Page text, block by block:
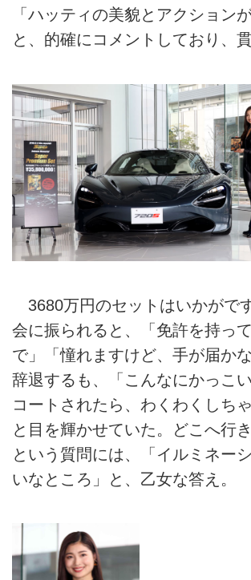
「ハッティの美貌とアクショ
と、的確にコメントしており、
3680万円のセットはいかがで
会に振られると、「免許を持っ
で」「憧れますけど、手が届か
辞退するも、「こんなにかっこ
コートされたら、わくわくしち
と目を輝かせていた。どこへ行
という質問には、「イルミネー
いなところ」と、乙女な答え。